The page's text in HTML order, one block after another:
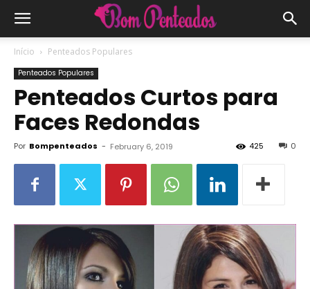
Início Penteados Populares
Penteados Populares
Penteados Curtos para
Faces Redondas
Por Bompenteados - February 6, 2019 0
425